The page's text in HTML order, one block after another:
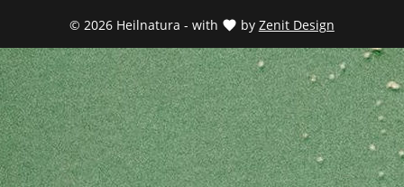
© 2026 Heilnatura - with by Zenit Design